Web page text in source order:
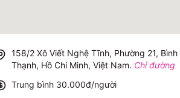
158/2 Xô Viết Nghệ Tĩnh, Phường 21, Bình
Thạnh, Hồ Chí Minh, Việt Nam. Chỉ đường
Trung bình 30.000đ/người